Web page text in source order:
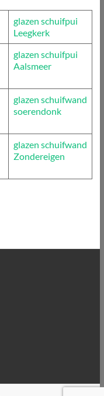
glazen schuifpui
Leegkerk
glazen schuifpui
Aalsmeer
glazen schuifwand
soerendonk
glazen schuifwand
Zondereigen